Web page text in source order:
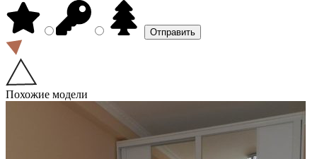
Похожие модели